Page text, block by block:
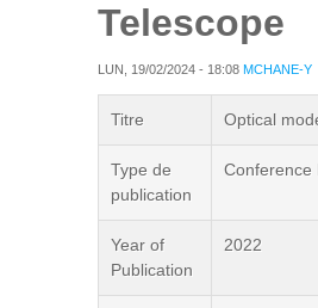
Telescope
LUN, 19/02/2024 - 18:08 MCHANE-Y
Titre Optical
Type de
publication
Conference
Year of
Publication
2022